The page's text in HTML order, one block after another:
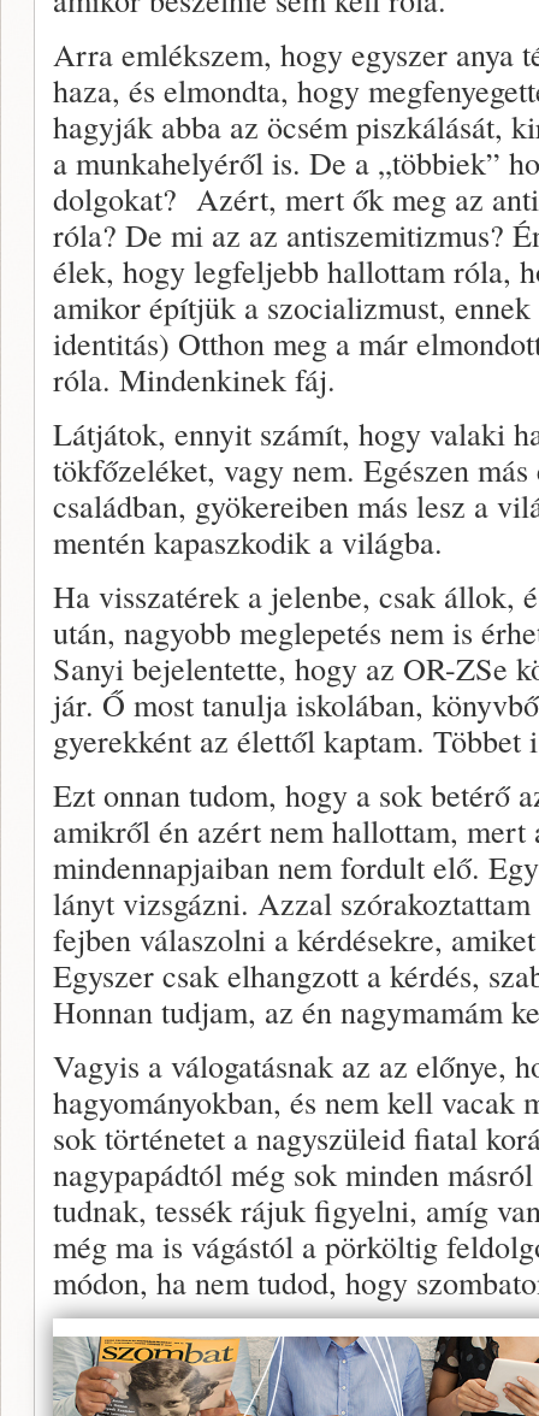
Arra emlékszem, hogy egyszer anya
haza, és elmondta, hogy
hagyják abba az öcsém piszkálását,
a munkahelyéről is. De a „többiek”
dolgokat? Azért, mert ők meg az
róla? De mi az az antiszemitizmus?
élek, hogy legfeljebb hallottam róla,
amikor építjük a szocializmust,
identitás) Otthon meg a már
róla. Mindenkinek fáj.
Látjátok, ennyit számít, hogy valaki
tökfőzeléket, vagy nem. Egészen
családban, gyökereiben más lesz a
mentén kapaszkodik a világba.
Ha visszatérek a jelenbe, csak állok,
után, nagyobb meglepetés nem is
Sanyi bejelentette, hogy az OR-ZSe
jár. Ő most tanulja iskolában,
gyerekként az élettől kaptam.
Ezt onnan tudom, hogy a sok betérő
amikről én azért nem hallottam, mert
mindennapjaiban nem fordult elő.
lányt vizsgázni. Azzal
fejben válaszolni a kérdésekre,
Egyszer csak elhangzott a kérdés,
Honnan tudjam, az én nagymamám
Vagyis a válogatásnak az az előnye,
hagyományokban, és nem kell vacak
sok történetet a nagyszüleid fiatal
nagypapádtól még sok minden
tudnak, tessék rájuk figyelni, amíg
még ma is vágástól a pörköltig
módon, ha nem tudod, hogy